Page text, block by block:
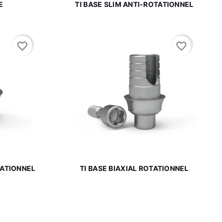
TI BASE SLIM ANTI-ROTATIONNEL
favorite_border
Aperçu rapide
TI BASE BIAXIAL ROTATIONNEL
favorite_border